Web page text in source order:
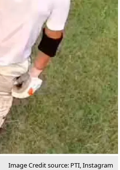
Image Credit source: PTI, Instagram